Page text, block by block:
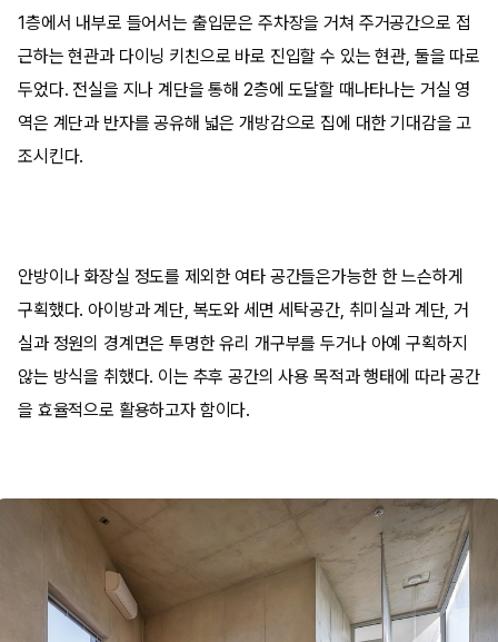
1층에서 내부로 들어서는 출입문은 주차장을 거쳐 주거공간으로 접
근하는 현관과 다이닝 키친으로 바로 진입할 수 있는 현관, 둘을 따로
두었다. 전실을 지나 계단을 통해 2층에 도달할 때나타나는 거실 영
역은 계단과 반자를 공유해 넓은 개방감으로 집에 대한 기대감을 고
조시킨다.
안방이나 화장실 정도를 제외한 여타 공간들은가능한 한 느슨하게
구획했다. 아이방과 계단, 복도와 세면 세탁공간, 취미실과 계단, 거
실과 정원의 경계면은 투명한 유리 개구부를 두거나 아예 구획하지
않는 방식을 취했다. 이는 추후 공간의 사용 목적과 행태에 따라 공간
을 효율적으로 활용하고자 함이다.